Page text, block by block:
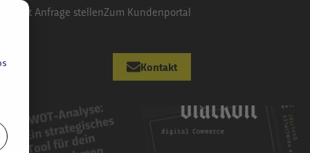
Anfrage stellenZum Kundenportal
Kontakt